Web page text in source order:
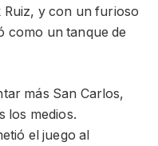
y con un furioso
como un tanque de
más San Carlos,
los medios.
el juego al